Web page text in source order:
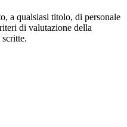
a qualsiasi titolo, di personale
di valutazione della